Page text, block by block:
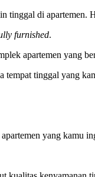
di
furnished.
apartemen yang
tinggal yang
yang kamu